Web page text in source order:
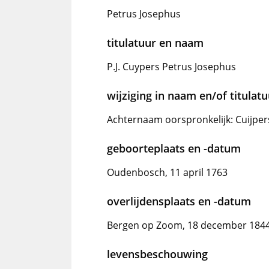
Petrus Josephus
titulatuur en naam
P.J. Cuypers Petrus Josephus
wijziging in naam en/of
Achternaam oorspronkelijk:
geboorteplaats en -datum
Oudenbosch, 11 april 1763
overlijdensplaats en -datum
Bergen op Zoom, 18 december
levensbeschouwing